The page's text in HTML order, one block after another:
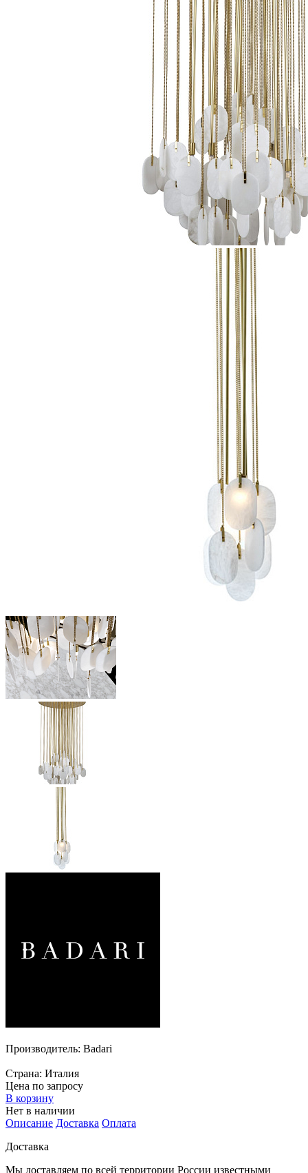
Производитель: Badari
Страна: Италия
Цена по запросу
В корзину
Нет в наличии
Описание Доставка Оплата
Доставка
Мы доставляем по всей территории России известными